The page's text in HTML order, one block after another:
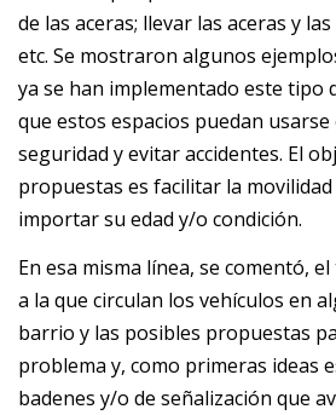
de las aceras; llevar las aceras y
etc. Se mostraron algunos
ya se han implementado este tipo
que estos espacios puedan
seguridad y evitar accidentes. El
propuestas es facilitar la
importar su edad y/o condición.
En esa misma línea, se comentó,
a la que circulan los vehículos en
barrio y las posibles propuestas
problema y, como primeras ideas
badenes y/o de señalización que